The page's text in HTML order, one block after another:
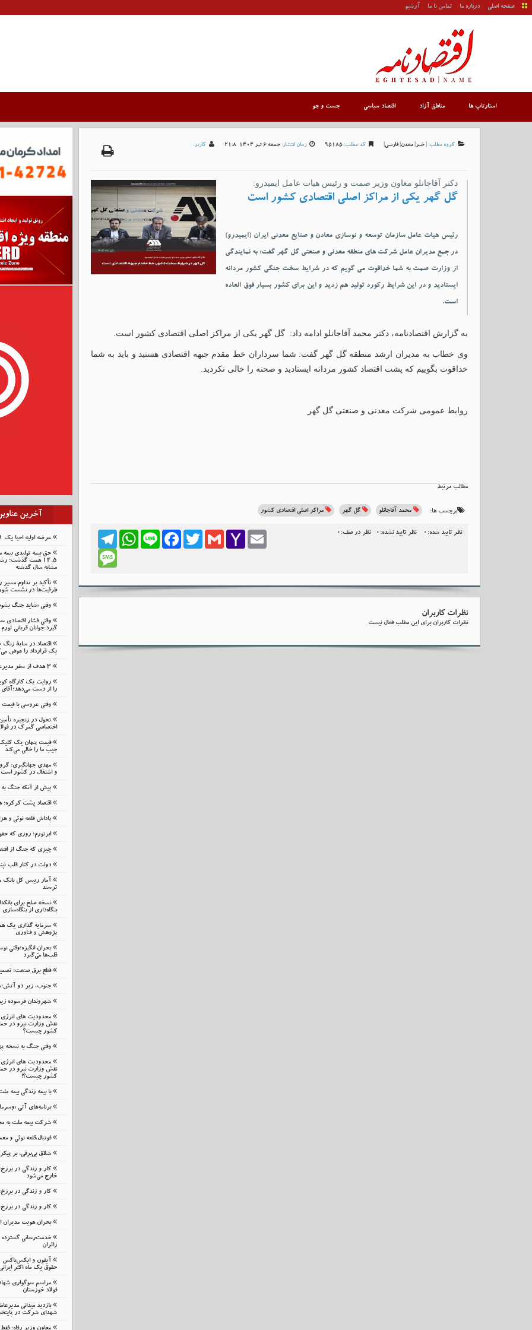
صفحه اصلی درباره ما تماس با ما آرشیو
اقتصاد سیاسی مناطق آزاد استارتاپ ها جست و جو
گروه مطلب: خبر معدن فارسی کد مطلب: 95185 زمان انتشار: جمعه 6 تير 1404-21:8 کاربر:
دکتر آقاجانلو معاون وزیر صمت و رئیس هیات عامل ایمیدرو:
گل گهر یکی از مراکز اصلی اقتصادی کشور است
رئیس هیات عامل سازمان توسعه و نوسازی معادن و صنایع معدنی ایران (ایمیدرو)
در جمع مدیران عامل شرکت های منطقه معدنی و صنعتی گل گهر گفت: به نمایندگی
از وزارت صمت به شما خداقوت می گویم که در شرایط سخت جنگی کشور مردانه
ایستادید و در این شرایط رکورد تولید هم زدید و این برای کشور بسیار فوق العاده
است.
به گزارش اقتصادنامه، دکتر محمد آقاجانلو ادامه داد: گل گهر یکی از مراکز اصلی اقتصادی کشور است.
وی خطاب به مدیران ارشد منطقه گل گهر گفت: شما سرداران خط مقدم جبهه اقتصادی هستید و باید به شما
خداقوت بگوییم که پشت اقتصاد کشور مردانه ایستادید و صحنه را خالی نکردید.
روابط عمومی شرکت معدنی و صنعتی گل گهر
مطالب مرتبط
برچسب ها: محمد آقاجانلو گل گهر مراکز اصلی اقتصادی کشور
نظر تایید شده:0 نظر تایید نشده:0 نظر در صف:0 TelegramWhatsApp LineFacebook Twitter Gmail
Yahoo
Email
Message
نظرات کاربران
نظرات کاربران برای این مطلب فعال نیست
آخرین
عرضه اولیه احیا یک ۱۹ مرداد در فرابورس
حق بیمه تولیدی
مشابه سال گذشته
تأکید بر تداوم
ظرفیت‌ها در نشست
وقتی «شاید جنگ
وقتی فشار
گیرد:جوانان قربانی
اقتصاد در سایهٔ
یک قرارداد را عوض
۳ هدف از سفر مدیرعامل بانک گردشگری به زنجان
روایت یک کارگاه
را از دست
وقتی عروسی با
تحول در زنجیره
اختصاصی گمرک در
قیمت پنهان یک کلیک
جیب ما را خالی می‌کند
مهدی جهانگیری:
و اشتغال در کشور است
پیش از آنکه جنگ به
اقتصاد پشت کرکره؛
پاداش قلعه نوئی و
ابرتورم؛ روزی که
چیزی که جنگ از
دولت در کنار قلب
آمار رییس کل بانک
ترسند
نسخه صلح برای
بنگاه‌داری از بنگاه‌سازی
سرمایه گذاری یک
پژوهش و فناوری
بحرانِ انگیزه؛وقتی
قلب‌ها می‌گیرد
قطع برق صنعت؛
جنوب، زیر دو
شهروندان فرسوده زیر
محدودیت های انرژی
نقش وزارت نیرو در
کشور چیست؟
وقتی جنگ به
محدودیت های انرژی
نقش وزارت نیرو در
کشور چیست؟!
با بیمه زندگی بیمه
برنامه‌های آتی
شرکت بیمه ملت به
فوتبال،قلعه نوئی و
شلاق‌ بی‌برقی، بر
کار و زندگی در
خارج می‌شود
کار و زندگی در
کار و زندگی در
بحران هویت
خدمت‌رسانی گسترده
زائران
حقوق یک ماه اکثر
مراسم سوگواری
فولاد خوزستان
بازدید میدانی
شهدای شرکت در